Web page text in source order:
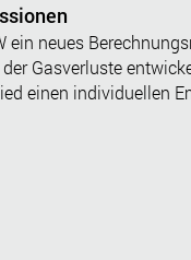
ein neues
Gasverluste
einen individuellen